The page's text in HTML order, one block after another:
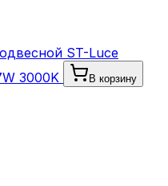
ST-Luce
3000K
В корзину